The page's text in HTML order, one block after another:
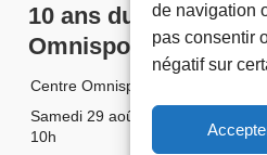
de navigation
pas consentir
négatif sur
10 ans du Centre
Omnisports
Centre Omnisports
Samedi 29 août
10h